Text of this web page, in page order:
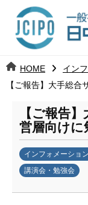
ツ 日
中
投
資
促
進
j
c
HOME
イン
【ご報告】大手総
【ご報告
営層向けに
インフォメーション
講演会・勉強会
日
中
資
進
機
構